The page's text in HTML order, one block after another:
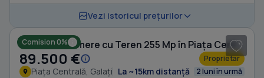
Vezi istoricul prețurilor
Comision 0% Casă cu 2 camere cu Teren 255 Mp în Piața Centrală
89.500 € Proprietar
Piața Centrală, Galați La ~15km distanță 2 luni în urmă